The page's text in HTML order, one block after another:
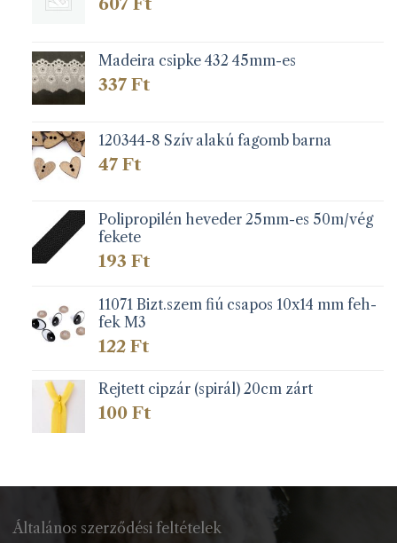
Madeira csipke 432 45mm-es
337 Ft
120344-8 Szív alakú fagomb barna
47 Ft
Polipropilén heveder 25mm-es 50m/vég
fekete
193 Ft
11071 Bizt.szem fiú csapos 10x14 mm feh-
fek M3
122 Ft
Rejtett cipzár (spirál) 20cm zárt
100 Ft
Általános szerződési feltételek